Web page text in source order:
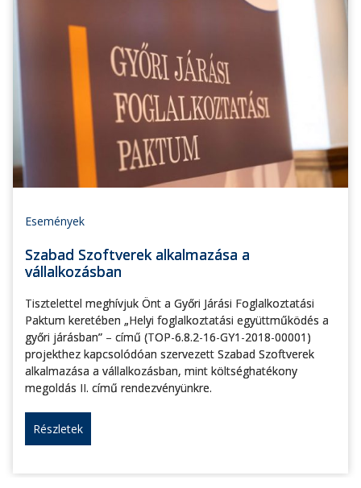
Események
Szabad Szoftverek alkalmazása a
vállalkozásban
Tisztelettel meghívjuk Önt a Győri Járási Foglalkoztatási
Paktum keretében „Helyi foglalkoztatási együttműködés a
győri járásban” – című (TOP-6.8.2-16-GY1-2018-00001)
projekthez kapcsolódóan szervezett Szabad Szoftverek
alkalmazása a vállalkozásban, mint költséghatékony
megoldás II. című rendezvényünkre.
Részletek